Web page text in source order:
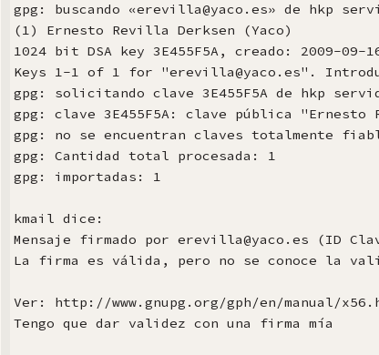
gpg: buscando «erevilla@yaco.es» de hkp
(1) Ernesto Revilla Derksen (Yaco)
1024 bit DSA key 3E455F5A, creado: 2009-09-
Keys 1-1 of 1 for "erevilla@yaco.es".
gpg: solicitando clave 3E455F5A de hkp
gpg: clave 3E455F5A: clave pública "Ernesto
gpg: no se encuentran claves totalmente
gpg: Cantidad total procesada: 1
gpg: importadas: 1
kmail dice:
Mensaje firmado por erevilla@yaco.es (ID
La firma es válida, pero no se conoce la
Ver: http://www.gnupg.org/gph/en/manual/
Tengo que dar validez con una firma mía